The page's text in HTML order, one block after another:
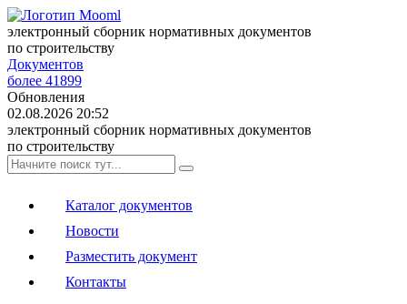
электронный сборник нормативных документов
по строительству
Документов
более 41899
Обновления
02.08.2026 20:52
электронный сборник нормативных документов
по строительству
Каталог документов
Новости
Разместить документ
Контакты